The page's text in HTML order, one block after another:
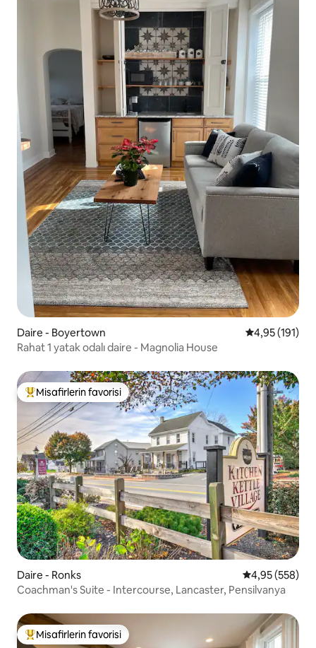
Daire - Boyertown 5 üzerinden
4,95 (191)
Rahat 1 yatak odalı daire - Magnolia House
Misafirlerin favorilerinden en beğenilenler arasında
Misafirlerin favorisi
Daire - Ronks 5 üzerinden
4,95 (558)
Coachman's Suite - Intercourse, Lancaster, Pensilvanya
Misafirlerin favorilerinden en beğenilenler arasında
Misafirlerin favorisi